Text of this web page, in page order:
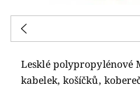
Lesklé polypropylénové
kabelek, košíčků,